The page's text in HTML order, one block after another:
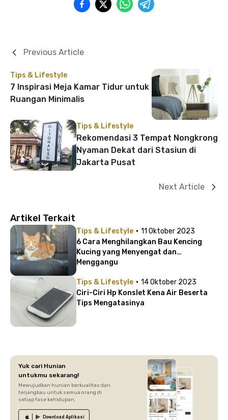
Tips & Lifestyle
7 Inspirasi Meja Kamar Tidur untuk
Ruangan Minimalis
Previous Article
Tips & Lifestyle
Rekomendasi 3 Tempat Nongkrong
Nyaman Dekat dari Stasiun di
Jakarta Pusat
Next Article
Artikel Terkait
Tips & Lifestyle · 11 Oktober 2023
6 Cara Menghilangkan Bau Kencing
Kucing yang Menyengat dan
Menggangu
Tips & Lifestyle · 14 Oktober 2023
Ciri-Ciri Hp Konslet Kena Air Beserta
Tips Mengatasinya
Yuk cari Hunian
untukmu sekarang!
Mewujudkan hunian berkualitas dan
terjangkau untuk semua orang di
setiap fase kehidupan.
Download Aplikasi